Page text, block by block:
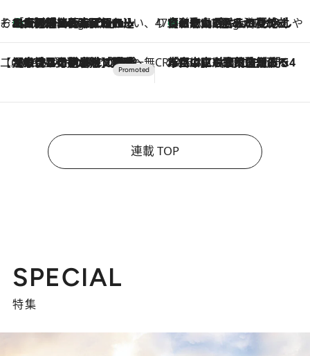
そおだよおこの関西おいしい、おやつ紀行7 Hours Ago
［大阪府箕面市］一皿一皿目の前で仕上げられる、料理を巧みに組み込んだアシェットデセールコース「ミチル アシェット デセール（Michiru assiette dessert）」 47都道府県の手みやげ ひんやりスイーツで夏を満喫
7 Hours Ago
【和歌山県】この夏絶対食べたい 冷やしておいしいおやつ3選 みかんがごろっと丸ごと入ったジュレ
【CREA×星野リゾート】唯一無二。癒しと発見が待つ場所へ
2026.8.7
【トンボの足水浴】ヒノキの香りに包まれて涼感マックス！約13℃の湧水かけ流しを避暑地「星野温泉 トンボの湯」で体験 CREA'S CHOICE
2026.8.7
「立川にも歌舞伎があるんだよ」 片岡仁左衛門・市川中車ら豪華座組みで4年目の立川立飛歌舞伎へ
連載 TOP
SPECIAL
特集